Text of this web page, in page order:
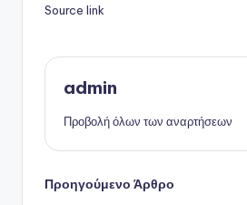
Source link
admin
Προβολή όλων των αναρτήσεων
Πλοήγηση
Προηγούμενο Άρθρο